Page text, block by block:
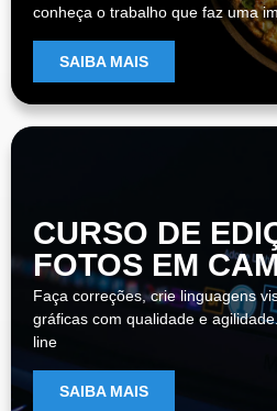
conheça o trabalho que faz uma
SAIBA MAIS
CURSO DE
FOTOS EM
Faça correções, crie linguagens
gráficas com qualidade e
line
SAIBA MAIS